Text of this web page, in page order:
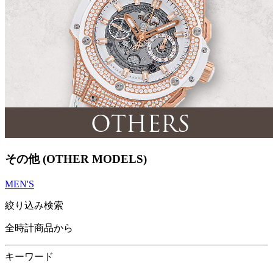
その他 (OTHER MODELS)
MEN'S
絞り込み検索
全時計商品から
キーワード